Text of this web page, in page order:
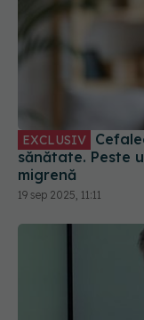
EXCLUSIV
sănătate. Peste
migrenă
19 sep 2025, 11:11